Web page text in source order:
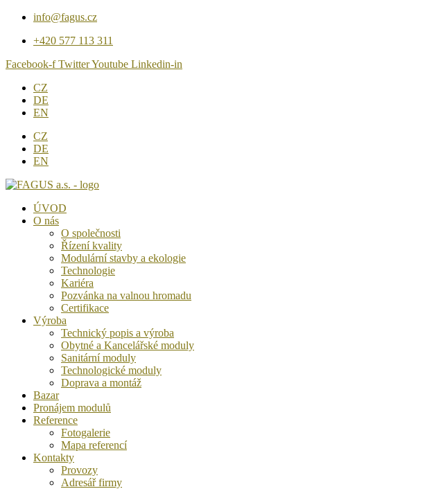
Přejít
obsahu
info@fagus.cz
+420 577 113 311
Facebook-f TwitterYoutube Linkedin-in
CZ
DE
EN
CZ
DE
EN
ÚVOD
O nás
O společnosti
Řízení kvality
Modulární stavby a ekologie
Technologie
Kariéra
Pozvánka na valnou hromadu
Certifikace
Výroba
Technický popis a výroba
Obytné a Kancelářské moduly
Sanitární moduly
Technologické moduly
Doprava a montáž
Bazar
Pronájem modulů
Reference
Fotogalerie
Mapa referencí
Kontakty
Provozy
Adresář firmy